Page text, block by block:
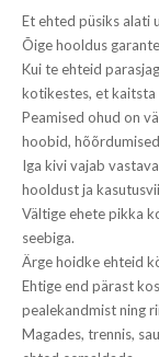
Et ehted püsiks alati
Õige hooldus
Kui te ehteid
kotikestes, et kaitsta
Peamised ohud on
hoobid,
Iga kivi vajab
hooldust ja
Vältige ehete pikka
seebiga.
Ärge hoidke ehteid
Ehtige end pärast
pealekandmist ning
Magades, trennis,